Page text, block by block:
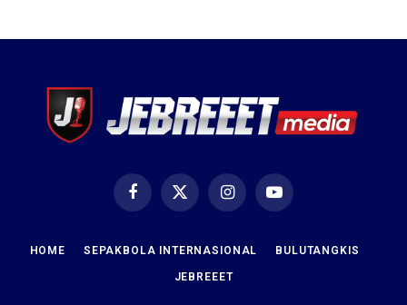
FacebookX
(Twitter)
InstagramYouTube
HOME SEPAKBOLA INTERNASIONAL BULUTANGKIS
JEBREEET